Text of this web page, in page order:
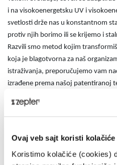
Ovaj veb sajt koristi kolačiće
Koristimo kolačiće (cookies)
i na visokoenergetsku UV i
svetlosti drže nas u konstantnom
protiv njih borimo ili se krijemo i
Razvili smo metod kojim
koja je blagotvorna za naš
istraživanja, preporučujemo vam
izrađene prema našoj patentiranoj
za sunce, jer blokiraju UV i
Istovremeno, deluju relaksirajuće,
Transformišu UV i
žuti, narandžasti i crveni deo